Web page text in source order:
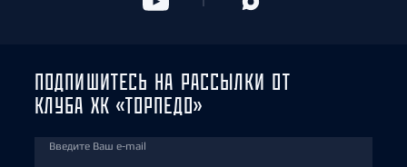
ПОДПИШИТЕСЬ НА РАССЫЛКИ ОТ
КЛУБА ХК «ТОРПЕДО»
Введите Ваш e-mail